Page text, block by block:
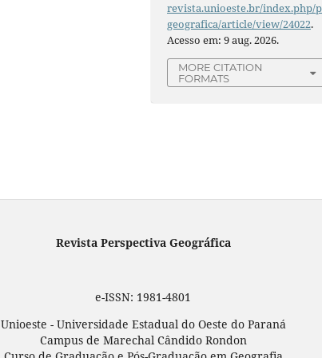
revista.unioeste.br/index.php/p
geografica/article/view/24022.
Acesso em: 9 aug. 2026.
MORE CITATION
FORMATS
Revista Perspectiva Geográfica
e-ISSN: 1981-4801
Unioeste - Universidade Estadual do Oeste do Paraná
Campus de Marechal Cândido Rondon